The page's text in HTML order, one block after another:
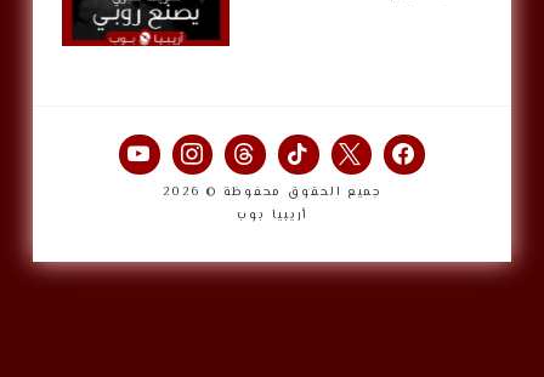
جميع الحقوق محفوظة © 2026
أريبيا بوب